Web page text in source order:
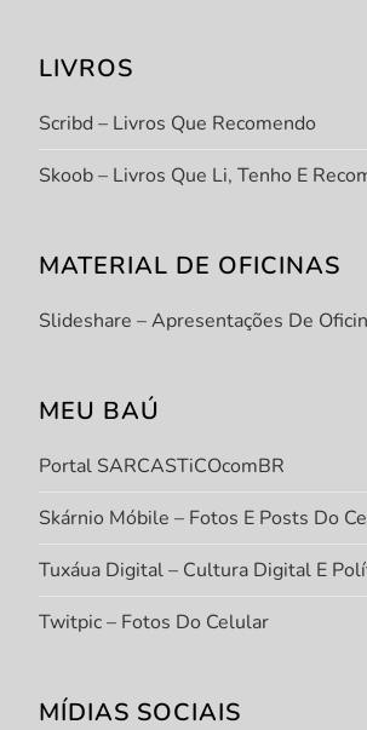
LIVROS
Scribd – Livros Que Recomendo
Skoob – Livros Que Li, Tenho E
MATERIAL DE OFICINAS
Slideshare – Apresentações De
MEU BAÚ
Portal SARCASTiCOcomBR
Skárnio Móbile – Fotos E Posts Do
Tuxáua Digital – Cultura Digital E
Twitpic – Fotos Do Celular
MÍDIAS SOCIAIS